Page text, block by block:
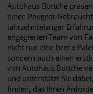
Autohaus Böttche
einen Peugeot
jahrzehntelanger
engagierten Team von
nicht nur eine breite
sondern auch einen
von Autohaus Böttche
und unterstützt Sie
finden, das Ihren